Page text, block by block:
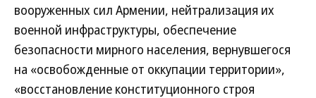
вооруженных сил Армении, нейтрализация их
военной инфраструктуры, обеспечение
безопасности мирного населения, вернувшегося
на «освобожденные от оккупации территории»,
«восстановление конституционного строя